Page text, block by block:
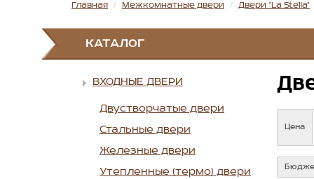
Главная Межкомнатные двери Двери "La Stella"
КАТАЛОГ
ВХОДНЫЕ ДВЕРИ
Двустворчатые двери
Стальные двери
Железные двери
Утепленные (термо) двери
Цена